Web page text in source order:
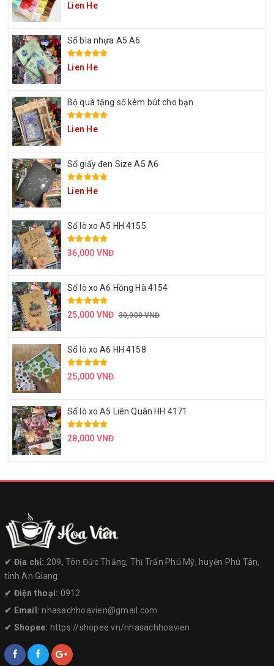
Lien He
Sổ bìa nhựa A5 A6
Lien He
Bộ quà tặng sổ kèm bút cho bạn
Lien He
Sổ giấy đen Size A5 A6
Lien He
Sổ lò xo A5 HH 4155
36,000 VNĐ
Sổ lò xo A6 Hồng Hà 4154
25,000 VNĐ 30,000 VNĐ
Sổ lò xo A6 HH 4158
25,000 VNĐ
Sổ lò xo A5 Liên Quân HH 4171
28,000 VNĐ
✔︎ Địa chỉ: 209, Tôn Đức Thắng, Thị Trấn Phú Mỹ, huyện Phú Tân,
tỉnh An Giang
✔︎ Điện thoại: 0912
✔︎ Email:nhasachhoavien@gmail.com
✔︎ Shopee: https://shopee.vn/nhasachhoavien